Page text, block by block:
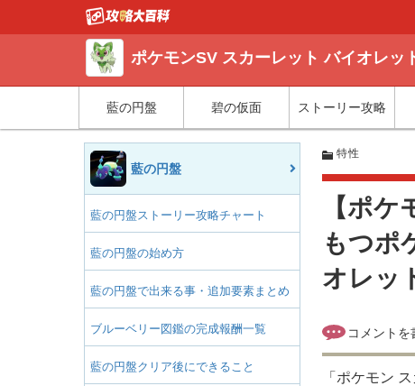
ポケモンSV スカーレット バイオレッ
藍の円盤 碧の仮面 ストーリー攻略
藍の円盤
藍の円盤ストーリー攻略チャート
藍の円盤の始め方
藍の円盤で出来る事・追加要素まとめ
ブルーベリー図鑑の完成報酬一覧
藍の円盤クリア後にできること
特性
【ポ
もつポ
オレッ
「ポケモン